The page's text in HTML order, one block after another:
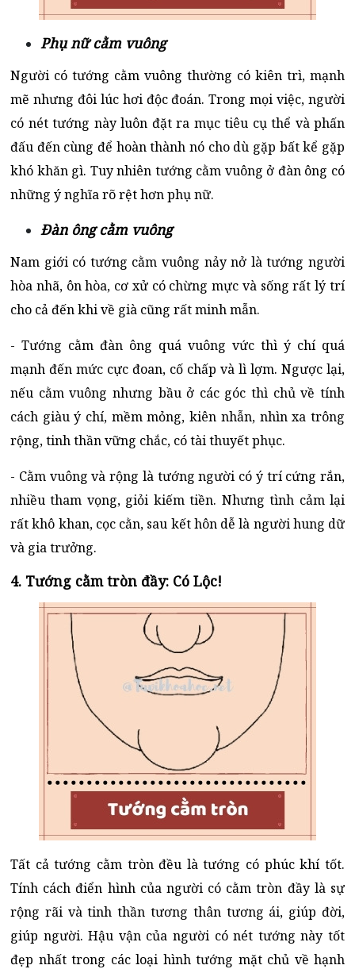
Phụ nữ cằm vuông
Người có tướng cằm vuông thường có kiên trì, mạnh
mẽ nhưng đôi lúc hơi độc đoán. Trong mọi việc, người
có nét tướng này luôn đặt ra mục tiêu cụ thể và phấn
đấu đến cùng để hoàn thành nó cho dù gặp bất kể gặp
khó khăn gì. Tuy nhiên tướng cằm vuông ở đàn ông có
những ý nghĩa rõ rệt hơn phụ nữ.
Đàn ông cằm vuông
Nam giới có tướng cằm vuông nảy nở là tướng người
hòa nhã, ôn hòa, cơ xử có chừng mực và sống rất lý trí
cho cả đến khi về già cũng rất minh mẫn.
- Tướng cằm đàn ông quá vuông vức thì ý chí quá
mạnh đến mức cực đoan, cố chấp và lì lợm. Ngược lại,
nếu cằm vuông nhưng bầu ở các góc thì chủ về tính
cách giàu ý chí, mềm mỏng, kiên nhẫn, nhìn xa trông
rộng, tinh thần vững chắc, có tài thuyết phục.
- Cằm vuông và rộng là tướng người có ý trí cứng rắn,
nhiều tham vọng, giỏi kiếm tiền. Nhưng tình cảm lại
rất khô khan, cọc cằn, sau kết hôn dễ là người hung dữ
và gia trưởng.
4. Tướng cằm tròn đầy: Có Lộc!
Tất cả tướng cằm tròn đều là tướng có phúc khí tốt.
Tính cách điển hình của người có cằm tròn đầy là sự
rộng rãi và tinh thần tương thân tương ái, giúp đời,
giúp người. Hậu vận của người có nét tướng này tốt
đẹp nhất trong các loại hình tướng mặt chủ về hạnh